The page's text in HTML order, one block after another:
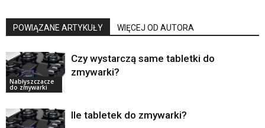
POWIĄZANE ARTYKUŁY WIĘCEJ OD AUTORA
Nabłyszczacze
do zmywarki
Czy wystarczą same tabletki do
zmywarki?
Ile tabletek do zmywarki?